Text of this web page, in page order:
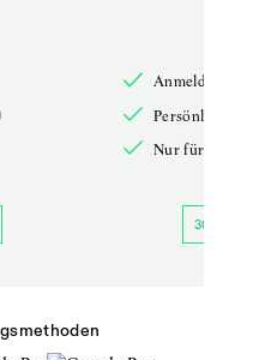
Anmelden
Persönliche
Nur für
30 TAGE